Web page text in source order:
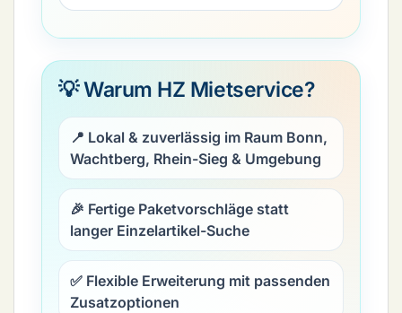
💡 Warum HZ Mietservice?
📍 Lokal & zuverlässig im Raum Bonn,
Wachtberg, Rhein-Sieg & Umgebung
🎉 Fertige Paketvorschläge statt
langer Einzelartikel-Suche
✅ Flexible Erweiterung mit passenden
Zusatzoptionen